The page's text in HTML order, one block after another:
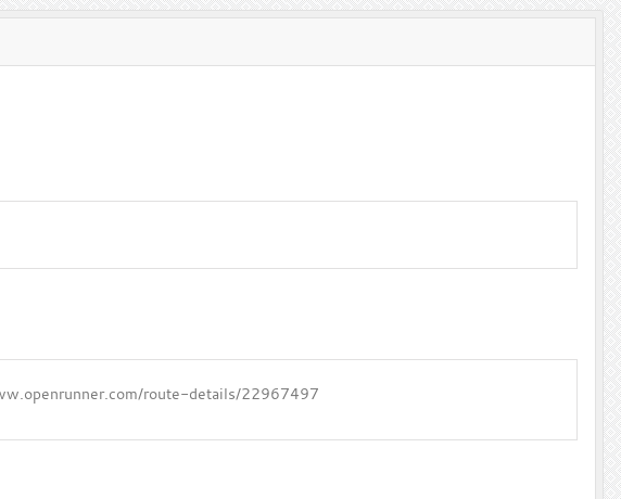
route-details/22967497